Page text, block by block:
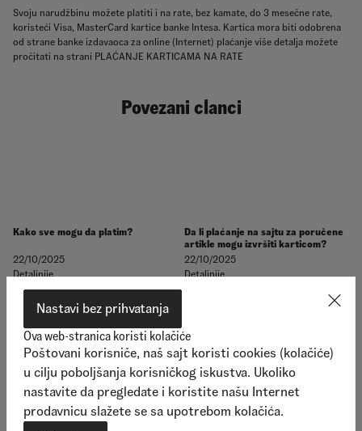
Svoju narudžbinu možete platiti i na rate, bez kamate, do 3 mesečne rate,
koristeći Visa, MasterCard kartice banke Intesa. Kartica mora biti odobrena
od strane banke izdavaoca za online (Internet) plaćanje više detalja možete
pročitati na strani PLAĆANJE KARTICAMA NA RATE
Povezani clanci
Kako sve mogu da platim?
22/10/2025
Detaljnije
Da li plaćanje na sajtu za poručene
artikle mogu izvršiti karticom?
22/10/2025
Detaljnije
Da li se vrši konverzacija valuta
prilikom plaćanja platnim
karticama?
13/10/2023
Nastavi bez prihvatanja
Ova web-stranica koristi kolačiće
Poštovani korisniče, naš sajt koristi cookies (kolačiće)
u cilju poboljšanja korisničkog iskustva. Ukoliko
nastavite da pregledate i koristite našu Internet
prodavnicu slažete se sa upotrebom kolačića.